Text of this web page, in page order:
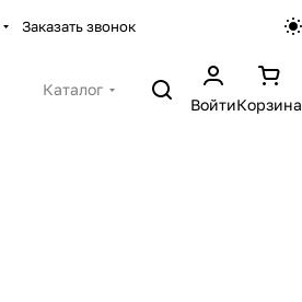
Заказать звонок
Каталог
ВойтиКорзина